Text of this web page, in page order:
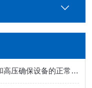
膨体四氟板能够有效地承受高温和高压确保设备的正常运行